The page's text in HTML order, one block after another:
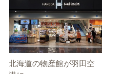
北海道の物産館が羽田空